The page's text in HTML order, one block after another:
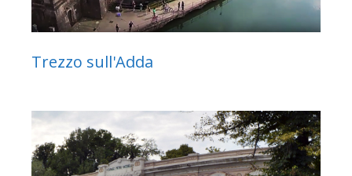
Trezzo sull'Adda